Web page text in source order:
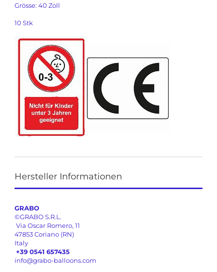
Grösse: 40 Zoll
10 Stk
Hersteller Informationen
GRABO
©GRABO S.R.L.
Via Oscar Romero, 11
47853 Coriano (RN)
Italy
+39 0541 657435
info@grabo-balloons.com